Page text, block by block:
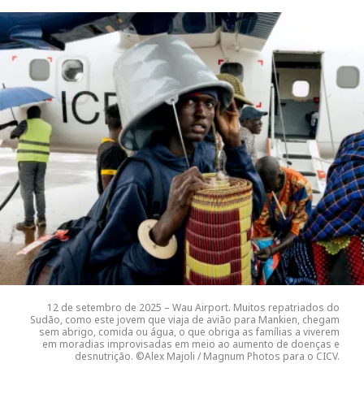
12 de setembro de 2025 – Wau Airport. Muitos repatriados do
Sudão, como este jovem que viaja de avião para Mankien, chegam
sem abrigo, comida ou água, o que obriga as famílias a viverem
em moradias improvisadas em meio ao aumento de doenças e
desnutrição. ©Alex Majoli / Magnum Photos para o CICV.